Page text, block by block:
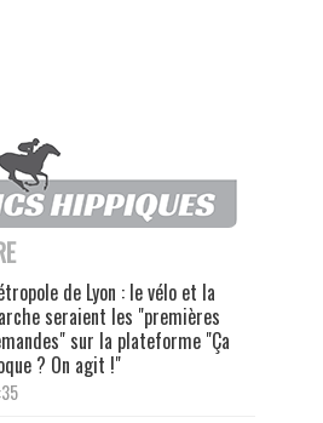
de Lyon : le vélo et la
seraient les "premières
sur la plateforme "Ça
? On agit !"